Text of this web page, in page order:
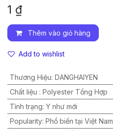
1 ₫
Thêm vào giỏ hàng
Add to wishlist
Thương Hiệu: DANGHAIYEN
Chất liệu : Polyester Tổng Hợp
Tình trạng: Y như mới
Popularity: Phổ biến tại Việt Nam